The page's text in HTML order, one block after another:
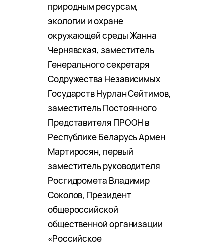
природным ресурсам,
экологии и охране
окружающей среды Жанна
Чернявская, заместитель
Генерального секретаря
Содружества Независимых
Государств Нурлан Сейтимов,
заместитель Постоянного
Представителя ПРООН в
Республике Беларусь Армен
Мартиросян, первый
заместитель руководителя
Росгидромета Владимир
Соколов, Президент
общероссийской
общественной организации
«Российское